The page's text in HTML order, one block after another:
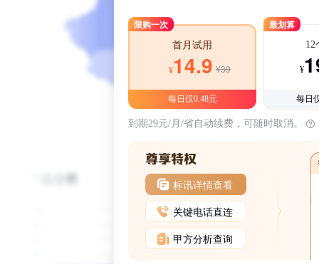
限购一次
首月试用
¥14.9 ¥39
每日仅0.48元
最划算
12
¥
每日
到期29元/月/省自动续费，可随时取消。
标讯详情查看
关键电话直连
甲方分析查询